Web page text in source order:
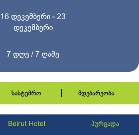
16 დეკემბერი - 23
დეკემბერი
7 დღე / 7 ღამე
სასტუმრო მდებარეობა
Beirut Hotel ჰურგადა